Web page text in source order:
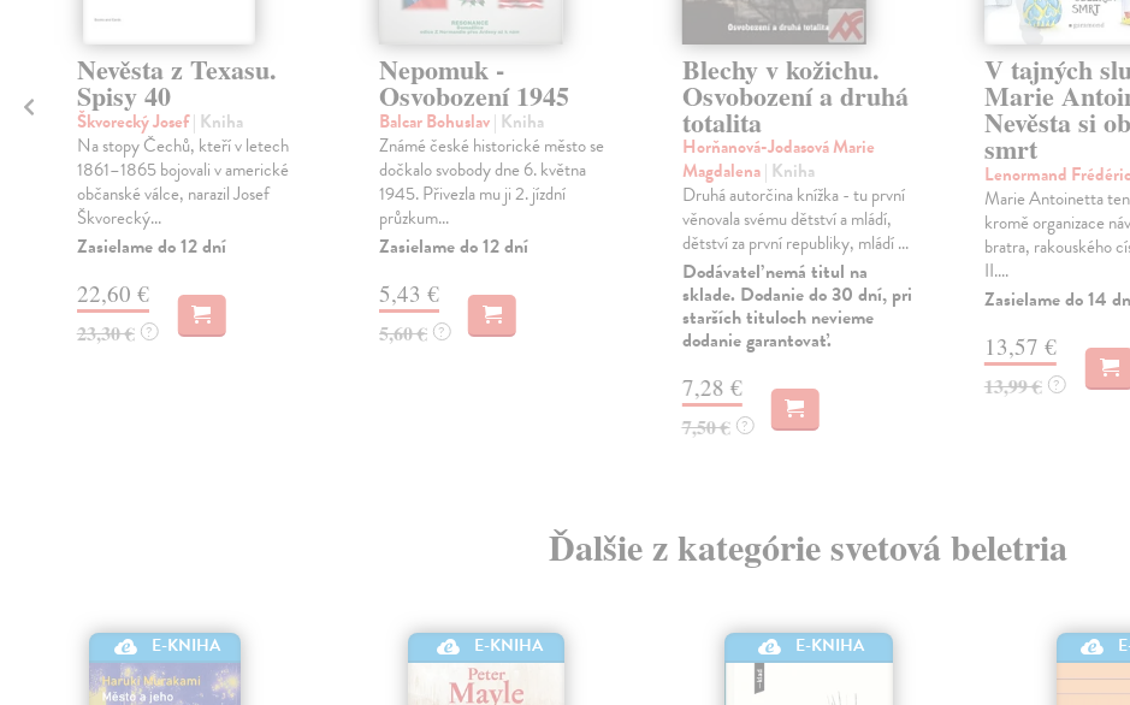
Nevěsta z Texasu.
Spisy 40
Škvorecký Josef| Kniha
Na stopy Čechů, kteří v letech
1861–1865 bojovali v americké
občanské válce, narazil Josef
Škvorecký...
Zasielame do 12 dní
22,60 €
23,30 € ?
Nepomuk -
Osvobození 1945
Balcar Bohuslav| Kniha
Známé české historické město se
dočkalo svobody dne 6. května
1945. Přivezla mu ji 2. jízdní
průzkum...
Zasielame do 12 dní
5,43 €
5,60 € ?
Blechy v kožichu.
Osvobození a druhá
totalita
Horňanová-Jodasová Marie
Magdalena| Kniha
Druhá autorčina knížka - tu první
věnovala svému dětství a mládí,
dětství za první republiky, mládí ...
Dodávateľ nemá titul na
sklade. Dodanie do 30 dní, pri
starších tituloch nevieme
dodanie garantovať.
7,28 €
7,50 € ?
V tajných
Marie
Nevěsta si
smrt
Lenormand Frédéric
Marie Antoinetta
kromě organizace
bratra, rakouského
II....
Zasielame do 14
13,57 €
13,99 € ?
Ďalšie z kategórie svetová beletria
E-KNIHA E-KNIHA E-KNIHA